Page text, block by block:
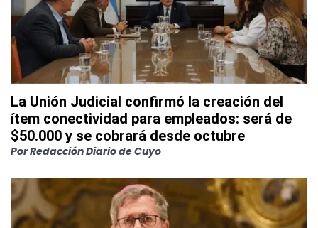
La Unión Judicial confirmó la creación del
ítem conectividad para empleados: será de
$50.000 y se cobrará desde octubre
PorRedacción Diario de Cuyo